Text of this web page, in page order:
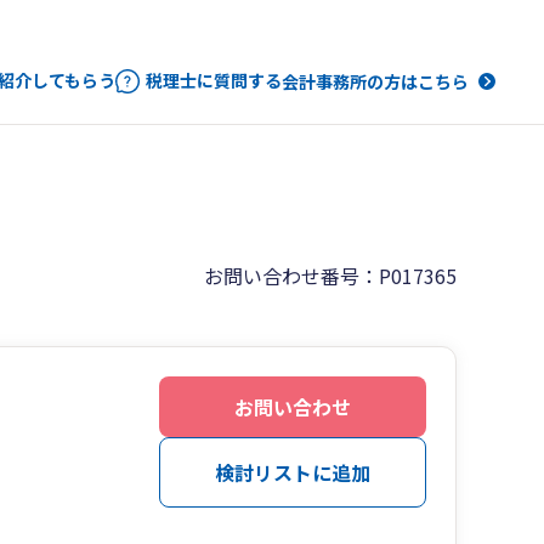
介してもらう 税理士に質問する会計事務所の方はこちら
お問い合わせ番号：P017365
お問い合わせ
検討リストに追加